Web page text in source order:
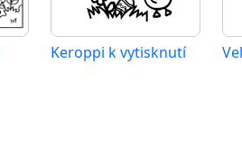
Keroppi k vytisknutí